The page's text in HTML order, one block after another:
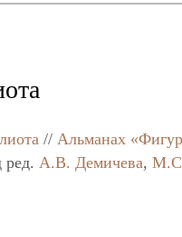
// Альманах
ред. А.В. Демичева,